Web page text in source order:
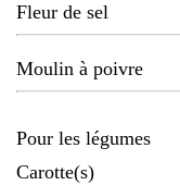
Fleur de sel
Moulin à poivre
Pour les légumes
Carotte(s)